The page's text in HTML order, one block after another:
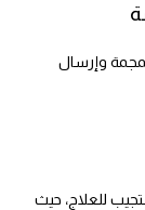
وإرسال
للعلاج، حيث